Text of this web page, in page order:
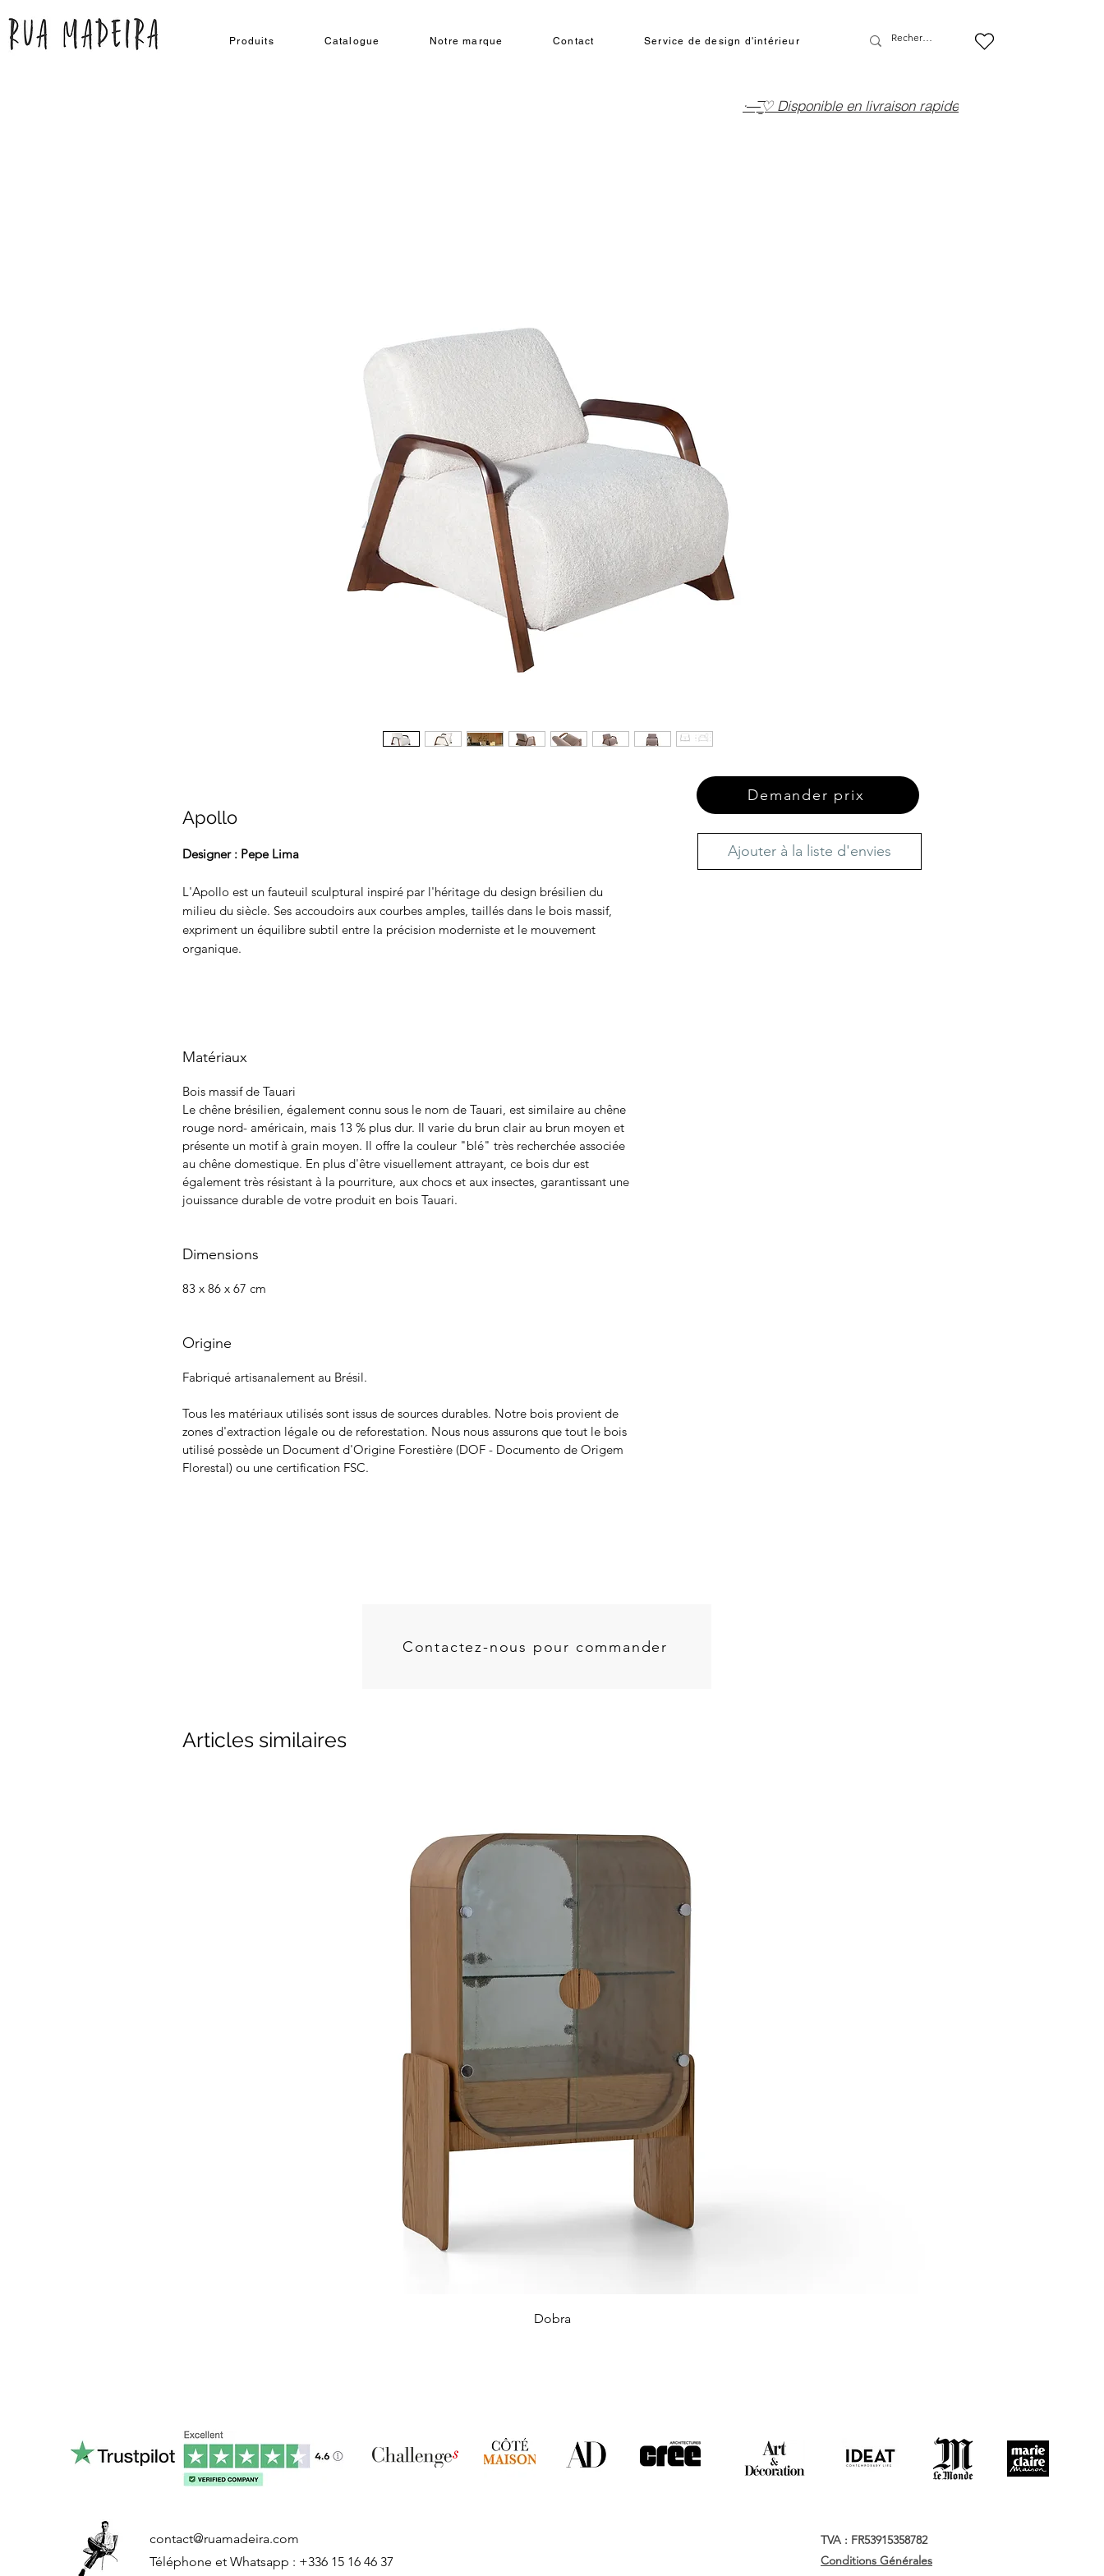
Produits Catalogue Notre marque Contact Service de design d'intérieur
·—̳͟͞͞♡ Disponible en livraison rapide
Apollo
Designer : Pepe Lima
L'Apollo est un fauteuil sculptural inspiré par l'héritage du design brésilien du
milieu du siècle. Ses accoudoirs aux courbes amples, taillés dans le bois massif,
expriment un équilibre subtil entre la précision moderniste et le mouvement
organique.
Matériaux
Bois massif de Tauari
Le chêne brésilien, également connu sous le nom de Tauari, est similaire au chêne
rouge nord- américain, mais 13 % plus dur. Il varie du brun clair au brun moyen et
présente un motif à grain moyen. Il offre la couleur "blé" très recherchée associée
au chêne domestique. En plus d'être visuellement attrayant, ce bois dur est
également très résistant à la pourriture, aux chocs et aux insectes, garantissant une
jouissance durable de votre produit en bois Tauari.
Dimensions
83 x 86 x 67 cm
Origine
Fabriqué artisanalement au Brésil.
Tous les matériaux utilisés sont issus de sources durables. Notre bois provient de
zones d'extraction légale ou de reforestation. Nous nous assurons que tout le bois
utilisé possède un Document d'Origine Forestière (DOF - Documento de Origem
Florestal) ou une certification FSC.
Ajouter à la liste d'envies
Demander prix
Contactez-nous pour commander
Articles similaires
Dobra
contact@ruamadeira.com
Téléphone et Whatsapp : +336 15 16 46 37
TVA : FR53915358782
Conditions Générales